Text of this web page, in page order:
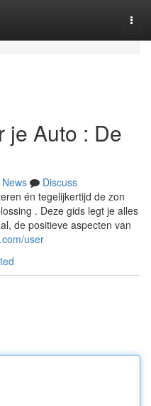
je Auto : De
News
Discuss
én tegelijkertijd de zon
. Deze gids legt je alles
de positieve aspecten van
user